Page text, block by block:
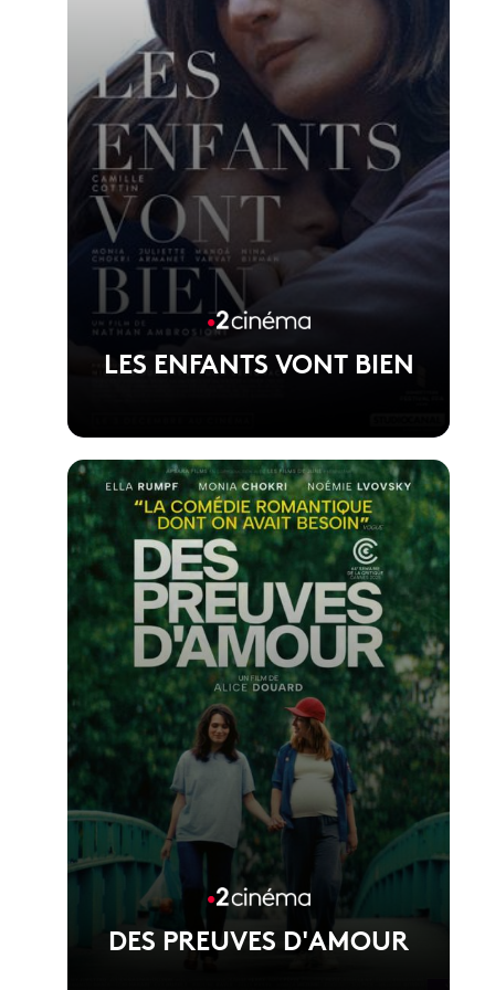
LES ENFANTS VONT BIEN
Voir la fiche du film
DES PREUVES D'AMOUR